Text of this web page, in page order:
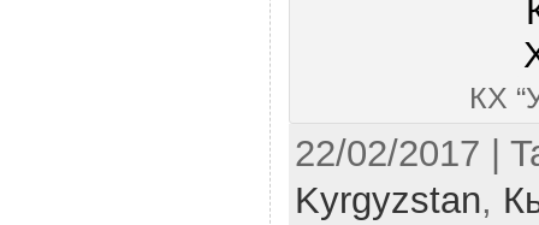
КХ
22/02/2017 |
Kyrgyzstan,